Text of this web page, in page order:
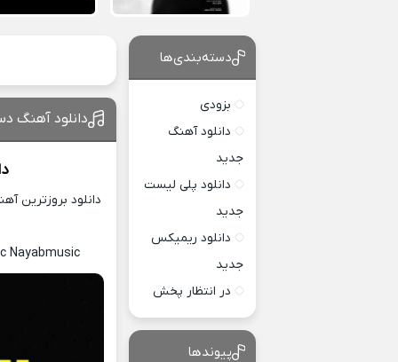
دانلود آهنگ
دانلود بروزترین
Nayabmusic
دسته‌بندی‌ها
بزودی
دانلود آهنگ
جدید
دانلود پلی لیست
جدید
دانلود ریمیکس
جدید
در انتظار پخش
پیوندها